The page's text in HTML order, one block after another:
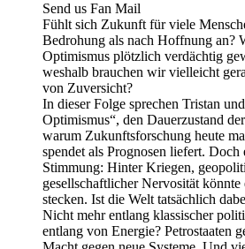
Send us Fan Mail
Fühlt sich Zukunft für viele
Bedrohung als nach Hoffnung an?
Optimismus plötzlich verdächtig
weshalb brauchen wir vielleicht
von Zuversicht?
In dieser Folge sprechen Tristan
Optimismus“, den Dauerzustand
warum Zukunftsforschung heute
spendet als Prognosen liefert. Doch
Stimmung: Hinter Kriegen,
gesellschaftlicher Nervosität
stecken. Ist die Welt tatsächlich
Nicht mehr entlang klassischer
entlang von Energie? Petrostaaten